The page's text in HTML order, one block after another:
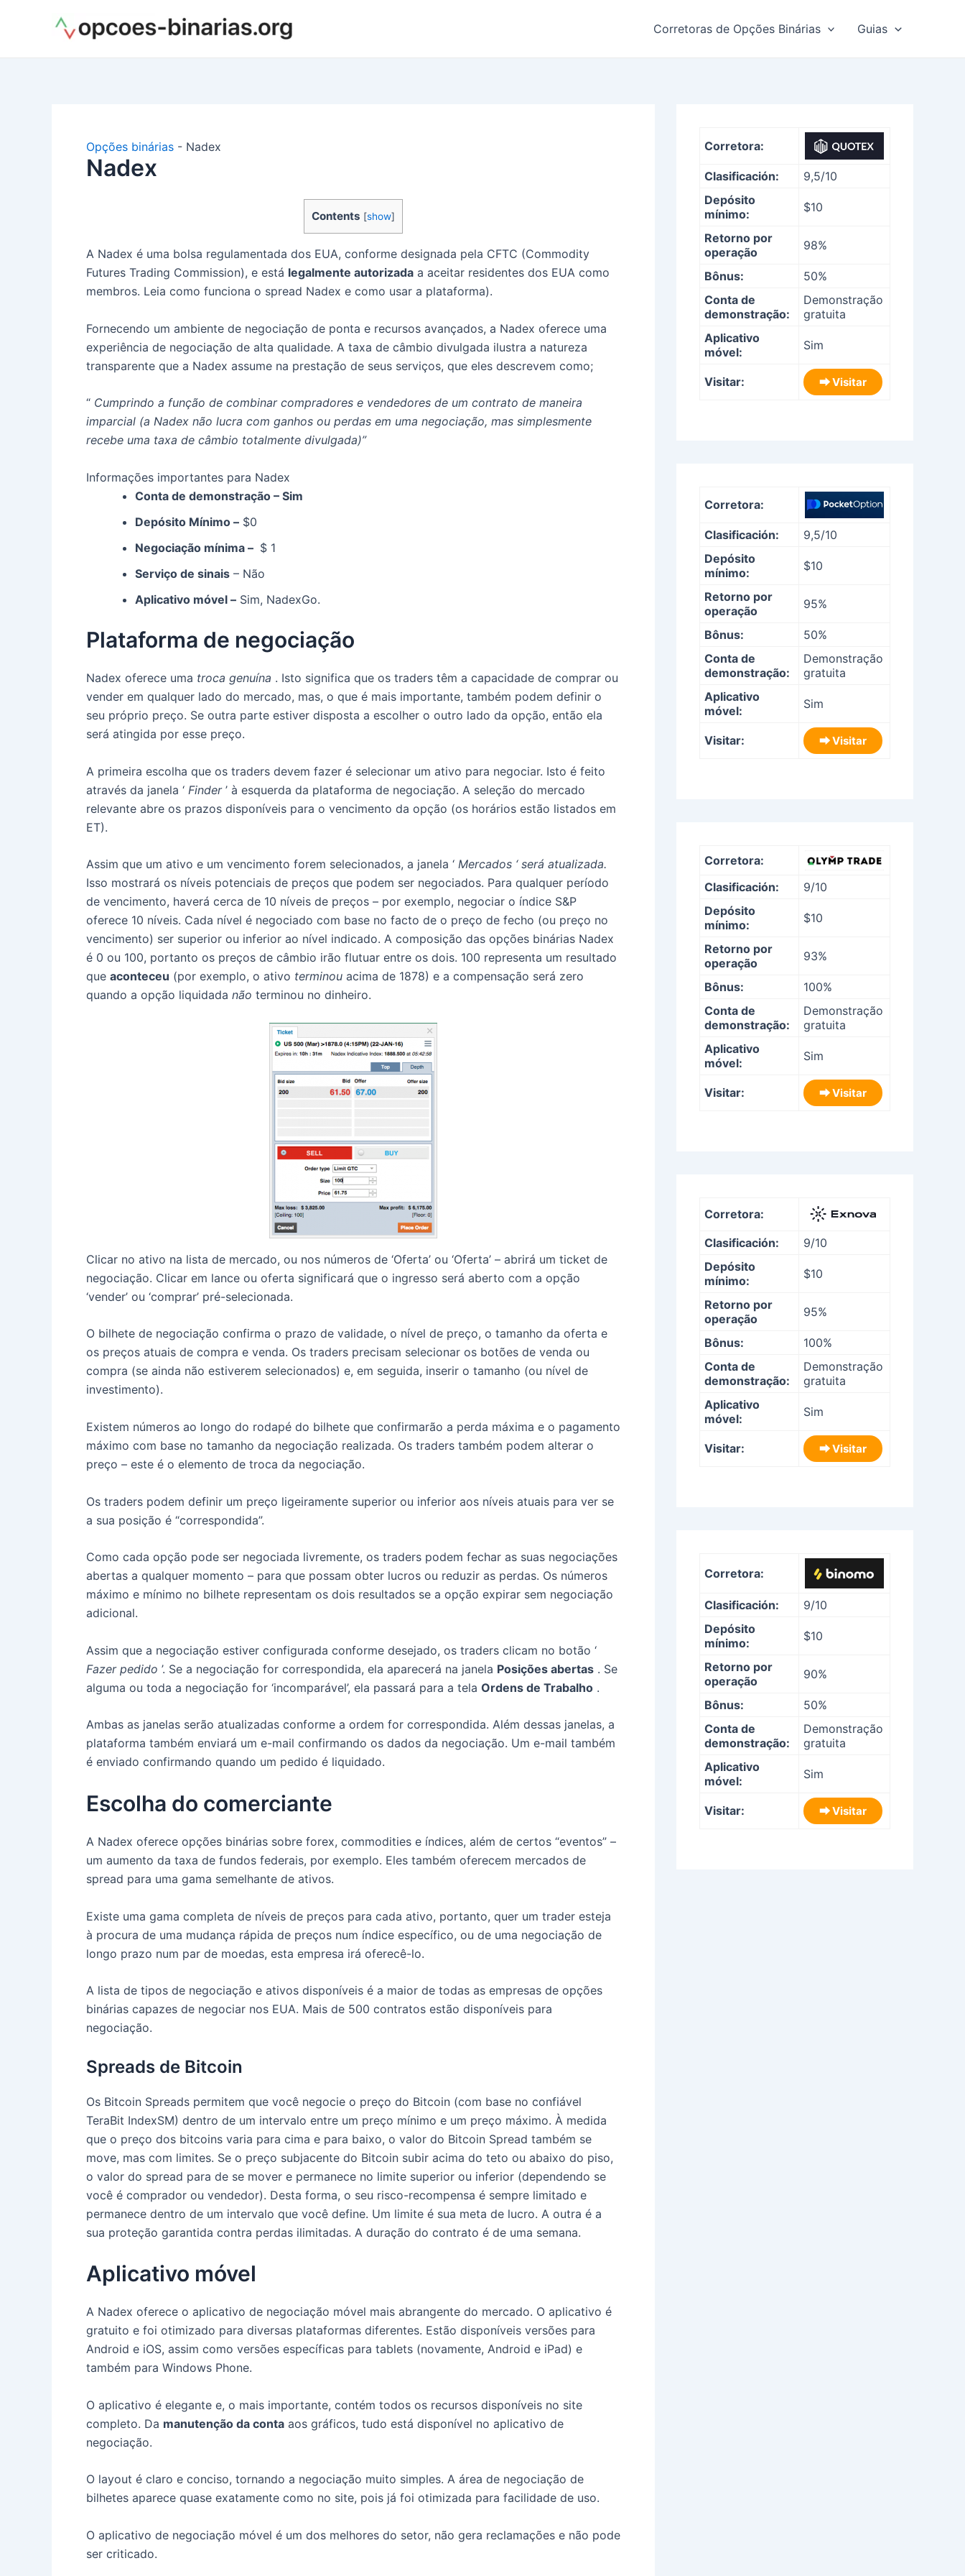
Corretoras de Opções Binárias Guias
Opções binárias - Nadex
Nadex
Contents [show]
A Nadex é uma bolsa regulamentada dos EUA, conforme designada pela CFTC (Commodity
Futures Trading Commission), e está legalmente autorizada a aceitar residentes dos EUA como
membros. Leia como funciona o spread Nadex e como usar a plataforma).
Fornecendo um ambiente de negociação de ponta e recursos avançados, a Nadex oferece uma
experiência de negociação de alta qualidade. A taxa de câmbio divulgada ilustra a natureza
transparente que a Nadex assume na prestação de seus serviços, que eles descrevem como;
“ Cumprindo a função de combinar compradores e vendedores de um contrato de maneira
imparcial (a Nadex não lucra com ganhos ou perdas em uma negociação, mas simplesmente
recebe uma taxa de câmbio totalmente divulgada)”
Informações importantes para Nadex
Conta de demonstração – Sim
Depósito Mínimo – $0
Negociação mínima – $ 1
Serviço de sinais – Não
Aplicativo móvel – Sim, NadexGo.
Plataforma de negociação
Nadex oferece uma troca genuína . Isto significa que os traders têm a capacidade de comprar ou
vender em qualquer lado do mercado, mas, o que é mais importante, também podem definir o
seu próprio preço. Se outra parte estiver disposta a escolher o outro lado da opção, então ela
será atingida por esse preço.
A primeira escolha que os traders devem fazer é selecionar um ativo para negociar. Isto é feito
através da janela ‘ Finder’ à esquerda da plataforma de negociação. A seleção do mercado
relevante abre os prazos disponíveis para o vencimento da opção (os horários estão listados em
ET).
Assim que um ativo e um vencimento forem selecionados, a janela ‘ Mercados ‘ será atualizada.
Isso mostrará os níveis potenciais de preços que podem ser negociados. Para qualquer período
de vencimento, haverá cerca de 10 níveis de preços – por exemplo, negociar o índice S&P
oferece 10 níveis. Cada nível é negociado com base no facto de o preço de fecho (ou preço no
vencimento) ser superior ou inferior ao nível indicado. A composição das opções binárias Nadex
é 0 ou 100, portanto os preços de câmbio irão flutuar entre os dois. 100 representa um resultado
que aconteceu (por exemplo, o ativo terminou acima de 1878) e a compensação será zero
quando a opção liquidada não terminou no dinheiro.
Clicar no ativo na lista de mercado, ou nos números de ‘Oferta’ ou ‘Oferta’ – abrirá um ticket de
negociação. Clicar em lance ou oferta significará que o ingresso será aberto com a opção
‘vender’ ou ‘comprar’ pré-selecionada.
O bilhete de negociação confirma o prazo de validade, o nível de preço, o tamanho da oferta e
os preços atuais de compra e venda. Os traders precisam selecionar os botões de venda ou
compra (se ainda não estiverem selecionados) e, em seguida, inserir o tamanho (ou nível de
investimento).
Existem números ao longo do rodapé do bilhete que confirmarão a perda máxima e o pagamento
máximo com base no tamanho da negociação realizada. Os traders também podem alterar o
preço – este é o elemento de troca da negociação.
Os traders podem definir um preço ligeiramente superior ou inferior aos níveis atuais para ver se
a sua posição é “correspondida”.
Como cada opção pode ser negociada livremente, os traders podem fechar as suas negociações
abertas a qualquer momento – para que possam obter lucros ou reduzir as perdas. Os números
máximo e mínimo no bilhete representam os dois resultados se a opção expirar sem negociação
adicional.
Assim que a negociação estiver configurada conforme desejado, os traders clicam no botão ‘
Fazer pedido ’. Se a negociação for correspondida, ela aparecerá na janela Posições abertas . Se
alguma ou toda a negociação for ‘incomparável’, ela passará para a tela Ordens de Trabalho .
Ambas as janelas serão atualizadas conforme a ordem for correspondida. Além dessas janelas, a
plataforma também enviará um e-mail confirmando os dados da negociação. Um e-mail também
é enviado confirmando quando um pedido é liquidado.
Escolha do comerciante
A Nadex oferece opções binárias sobre forex, commodities e índices, além de certos “eventos” –
um aumento da taxa de fundos federais, por exemplo. Eles também oferecem mercados de
spread para uma gama semelhante de ativos.
Existe uma gama completa de níveis de preços para cada ativo, portanto, quer um trader esteja
à procura de uma mudança rápida de preços num índice específico, ou de uma negociação de
longo prazo num par de moedas, esta empresa irá oferecê-lo.
A lista de tipos de negociação e ativos disponíveis é a maior de todas as empresas de opções
binárias capazes de negociar nos EUA. Mais de 500 contratos estão disponíveis para
negociação.
Spreads de Bitcoin
Os Bitcoin Spreads permitem que você negocie o preço do Bitcoin (com base no confiável
TeraBit IndexSM) dentro de um intervalo entre um preço mínimo e um preço máximo. À medida
que o preço dos bitcoins varia para cima e para baixo, o valor do Bitcoin Spread também se
move, mas com limites. Se o preço subjacente do Bitcoin subir acima do teto ou abaixo do piso,
o valor do spread para de se mover e permanece no limite superior ou inferior (dependendo se
você é comprador ou vendedor). Desta forma, o seu risco-recompensa é sempre limitado e
permanece dentro de um intervalo que você define. Um limite é sua meta de lucro. A outra é a
sua proteção garantida contra perdas ilimitadas. A duração do contrato é de uma semana.
Aplicativo móvel
A Nadex oferece o aplicativo de negociação móvel mais abrangente do mercado. O aplicativo é
gratuito e foi otimizado para diversas plataformas diferentes. Estão disponíveis versões para
Android e iOS, assim como versões específicas para tablets (novamente, Android e iPad) e
também para Windows Phone.
O aplicativo é elegante e, o mais importante, contém todos os recursos disponíveis no site
completo. Da manutenção da conta aos gráficos, tudo está disponível no aplicativo de
negociação.
O layout é claro e conciso, tornando a negociação muito simples. A área de negociação de
bilhetes aparece quase exatamente como no site, pois já foi otimizada para facilidade de uso.
O aplicativo de negociação móvel é um dos melhores do setor, não gera reclamações e não pode
ser criticado.
Corretora:
Clasificación:
9,5/10
Depósito
mínimo:
$10
Retorno por
operação
98%
Bônus:
50%
Conta de
demonstração:
Demonstração
gratuita
Aplicativo
móvel:
Sim
Visitar: ⮕ Visitar
Corretora:
Clasificación:
9,5/10
Depósito
mínimo:
$10
Retorno por
operação
95%
Bônus:
50%
Conta de
demonstração:
Demonstração
gratuita
Aplicativo
móvel:
Sim
Visitar: ⮕ Visitar
Corretora:
Clasificación:
9/10
Depósito
mínimo:
$10
Retorno por
operação
93%
Bônus:
100%
Conta de
demonstração:
Demonstração
gratuita
Aplicativo
móvel:
Sim
Visitar: ⮕ Visitar
Corretora:
Clasificación:
9/10
Depósito
mínimo:
$10
Retorno por
operação
95%
Bônus:
100%
Conta de
demonstração:
Demonstração
gratuita
Aplicativo
móvel:
Sim
Visitar: ⮕ Visitar
Corretora:
Clasificación:
9/10
Depósito
mínimo:
$10
Retorno por
operação
90%
Bônus:
50%
Conta de
demonstração:
Demonstração
gratuita
Aplicativo
móvel:
Sim
Visitar: ⮕ Visitar